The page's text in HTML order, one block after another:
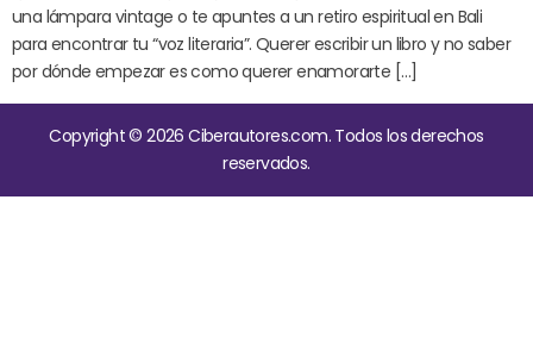
una lámpara vintage o te apuntes a un retiro espiritual en Bali
para encontrar tu “voz literaria”. Querer escribir un libro y no saber
por dónde empezar es como querer enamorarte […]
Copyright © 2026 Ciberautores.com. Todos los derechos
reservados.